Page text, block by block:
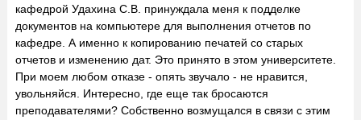
кафедрой Удахина С.В. принуждала меня к подделке
документов на компьютере для выполнения отчетов по
кафедре. А именно к копированию печатей со старых
отчетов и изменению дат. Это принято в этом университете.
При моем любом отказе - опять звучало - не нравится,
увольняйся. Интересно, где еще так бросаются
преподавателями? Собственно возмущался в связи с этим